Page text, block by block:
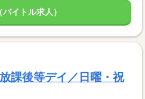
イトル求人）
課後等デイ／日曜・祝